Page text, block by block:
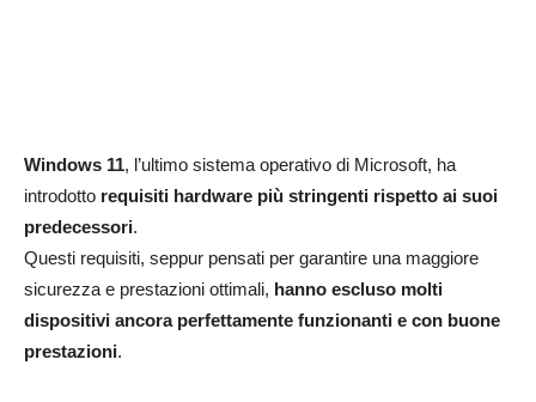
Windows 11, l’ultimo sistema operativo di Microsoft, ha
introdotto requisiti hardware più stringenti rispetto ai suoi
predecessori.
Questi requisiti, seppur pensati per garantire una maggiore
sicurezza e prestazioni ottimali, hanno escluso molti
dispositivi ancora perfettamente funzionanti e con buone
prestazioni.